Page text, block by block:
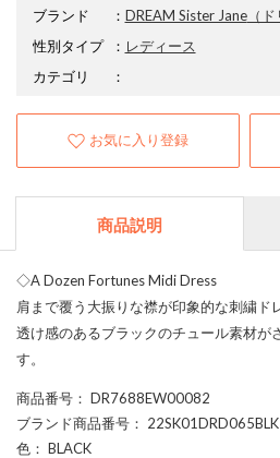
ブランド
： DREAM Sister Jane（ド
性別タイプ
： レディース
カテゴリ
：
お気に入り登録
商品説明
◇A Dozen Fortunes Midi Dress
肩まで覆う大振りな襟が印象的な刺繍ド
透け感のあるブラックのチュール素材が
す。
商品番号 ： DR7688EW00082
ブランド商品番号 ：
色 ： BLACK